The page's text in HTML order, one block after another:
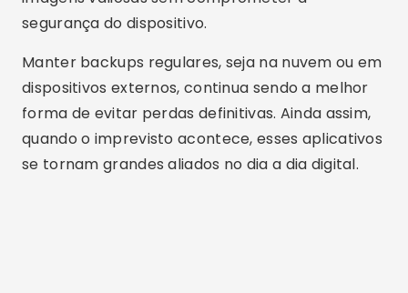
segurança do dispositivo.
Manter backups regulares, seja na nuvem ou em
dispositivos externos, continua sendo a melhor
forma de evitar perdas definitivas. Ainda assim,
quando o imprevisto acontece, esses aplicativos
se tornam grandes aliados no dia a dia digital.